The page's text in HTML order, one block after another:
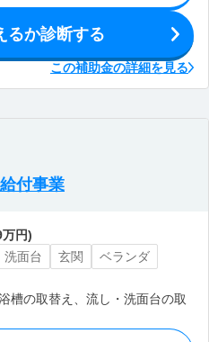
るか診断する
この補助金の詳細を見る
付事業
円)
洗面台 玄関
ベランダ
槽の取替え、流し・洗面台の取